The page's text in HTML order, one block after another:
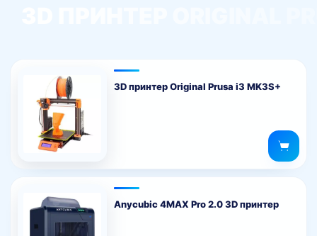
3D принтер Original Prusa i3 MK3S+
Anycubic 4MAX Pro 2.0 3D принтер